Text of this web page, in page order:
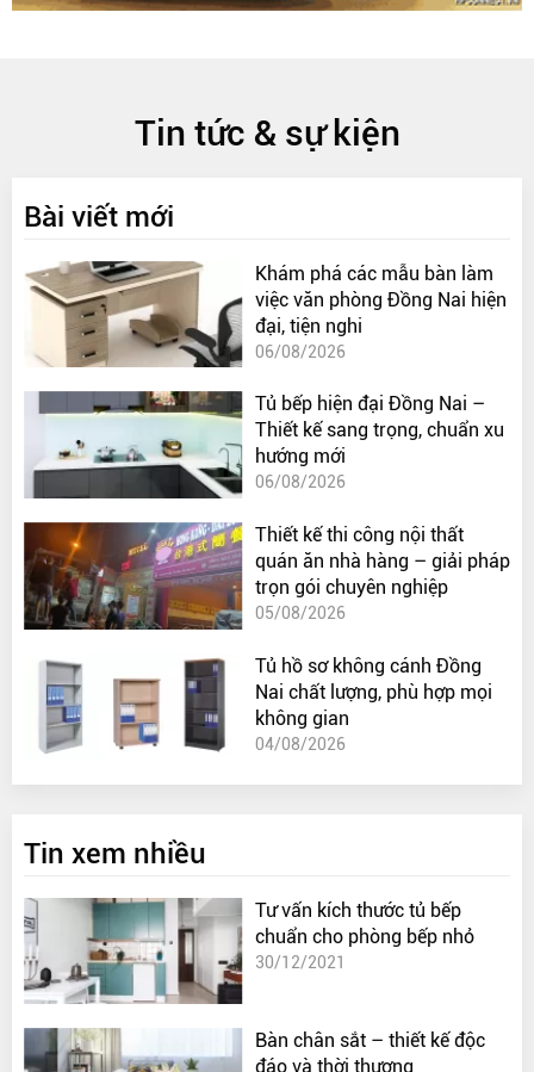
Tin tức & sự kiện
Bài viết mới
Khám phá các mẫu bàn làm
việc văn phòng Đồng Nai hiện
đại, tiện nghi
06/08/2026
Tủ bếp hiện đại Đồng Nai –
Thiết kế sang trọng, chuẩn xu
hướng mới
06/08/2026
Thiết kế thi công nội thất
quán ăn nhà hàng – giải pháp
trọn gói chuyên nghiệp
05/08/2026
Tủ hồ sơ không cánh Đồng
Nai chất lượng, phù hợp mọi
không gian
04/08/2026
Tin xem nhiều
Tư vấn kích thước tủ bếp
chuẩn cho phòng bếp nhỏ
30/12/2021
Bàn chân sắt – thiết kế độc
đáo và thời thượng